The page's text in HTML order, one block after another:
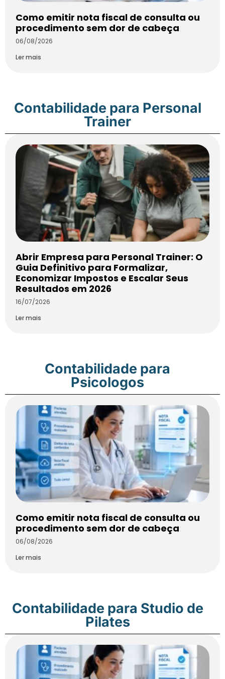
Como emitir nota fiscal de consulta ou
procedimento sem dor de cabeça
06/08/2026
Ler mais
Contabilidade para Personal
Trainer
Abrir Empresa para Personal Trainer: O
Guia Definitivo para Formalizar,
Economizar Impostos e Escalar Seus
Resultados em 2026
16/07/2026
Ler mais
Contabilidade para
Psicologos
Como emitir nota fiscal de consulta ou
procedimento sem dor de cabeça
06/08/2026
Ler mais
Contabilidade para Studio de
Pilates